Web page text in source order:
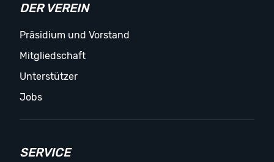
DER VEREIN
Präsidium und Vorstand
Mitgliedschaft
Unterstützer
Jobs
SERVICE